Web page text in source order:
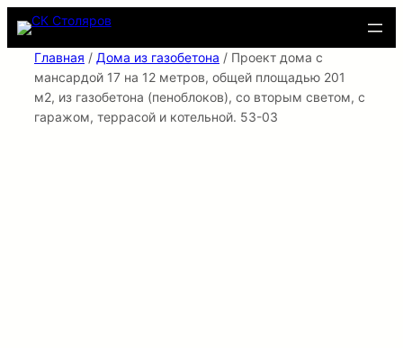
Перейти
содержимому
Главная / Дома из газобетона / Проект дома с
мансардой 17 на 12 метров, общей площадью 201
м2, из газобетона (пеноблоков), со вторым светом, c
гаражом, террасой и котельной. 53-03